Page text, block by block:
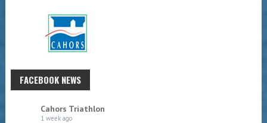
FACEBOOK NEWS
Cahors Triathlon
1 week ago